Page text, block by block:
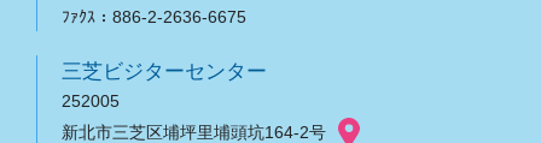
ﾌｧｸｽ：886-2-2636-6675
三芝ビジターセンター
252005
新北市三芝区埔坪里埔頭坑164-2号